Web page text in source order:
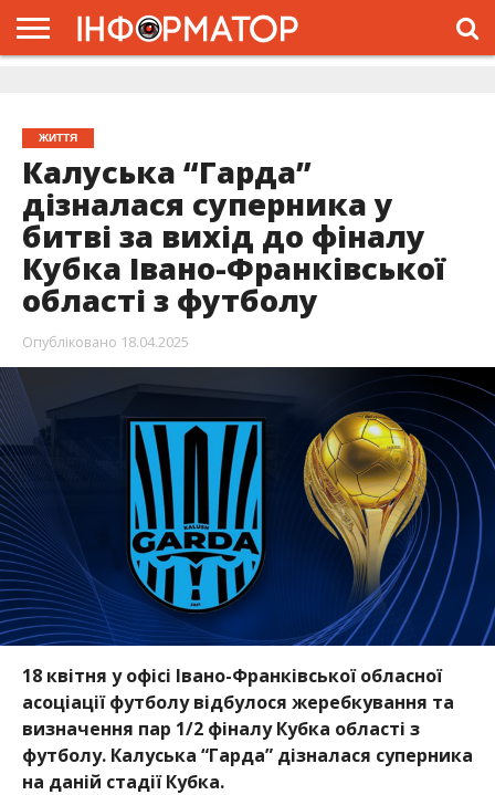
ЖИТТЯ
Калуська “Гарда”
дізналася суперника у
битві за вихід до фіналу
Кубка Івано-Франківської
області з футболу
Опубліковано 18.04.2025
18 квітня у офісі Івано-Франківської обласної
асоціації футболу відбулося жеребкування та
визначення пар 1/2 фіналу Кубка області з
футболу. Калуська “Гарда” дізналася суперника
на даній стадії Кубка.